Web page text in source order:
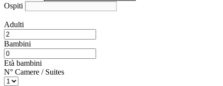
Ospiti
Adulti
Bambini
Età bambini
N° Camere / Suites